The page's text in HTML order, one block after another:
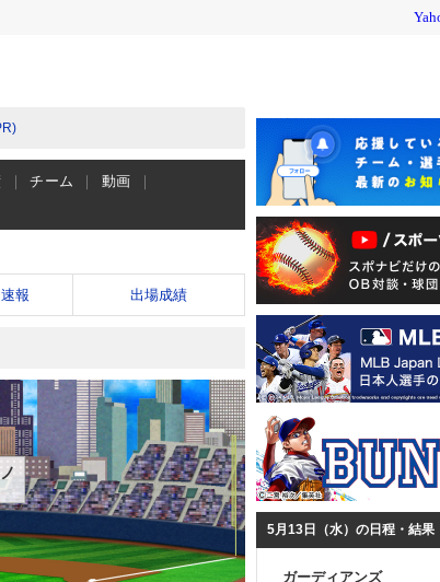
チーム
動画
報 出場成績
5月13日（水）の日程・結果
ガーディアンズ